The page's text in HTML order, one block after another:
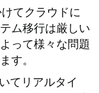
てクラウドに
ム移行は厳しい
って様々な問題
す。
てリアルタイ